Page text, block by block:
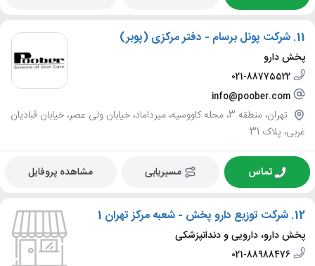
11. شرکت پونل برسام - دفتر مرکزی (پوبر)
پخش دارو
021-88775522
info@poober.com
تهران، منطقه 3، محله کاووسیه، میرداماد، خیابان ولی عصر، خیابان قبادیان
غربی، پلاک 31
تماس مسیریابی مشاهده پروفایل
12. شرکت توزیع دارو پخش - شعبه مرکز تهران 1
پخش دارو، دارویی و دندانپزشکی
021-88988476